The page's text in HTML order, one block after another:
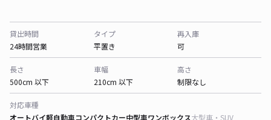
貸出時間
24時間営業
タイプ
平置き
再入庫
可
長さ
500cm 以下
車幅
210cm 以下
高さ
制限なし
対応車種
オートバイ軽自動車コンパクトカー中型車ワンボックス大型車・SUV